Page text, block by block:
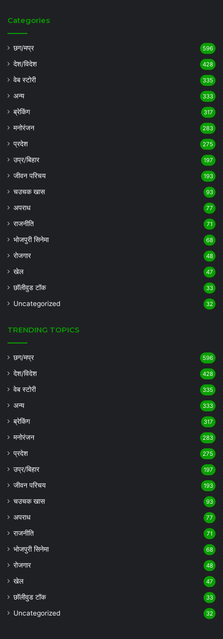
Categories
छग/मप्र 596
देश/विदेश 428
वेब स्टोरी 335
अन्य 333
ब्रेकिंग 317
मनोरंजन 283
प्रदेश 275
उप्र/बिहार 197
जीवन परिचय 193
चउचक खास 93
अपराध 77
राजनीति 71
भोजपुरी सिनेमा 68
रोजगार 48
खेल 47
छॉलीवुड टॉक 33
Uncategorized 32
TRENDING TOPICS
छग/मप्र 596
देश/विदेश 428
वेब स्टोरी 335
अन्य 333
ब्रेकिंग 317
मनोरंजन 283
प्रदेश 275
उप्र/बिहार 197
जीवन परिचय 193
चउचक खास 93
अपराध 77
राजनीति 71
भोजपुरी सिनेमा 68
रोजगार 48
खेल 47
छॉलीवुड टॉक 33
Uncategorized 32